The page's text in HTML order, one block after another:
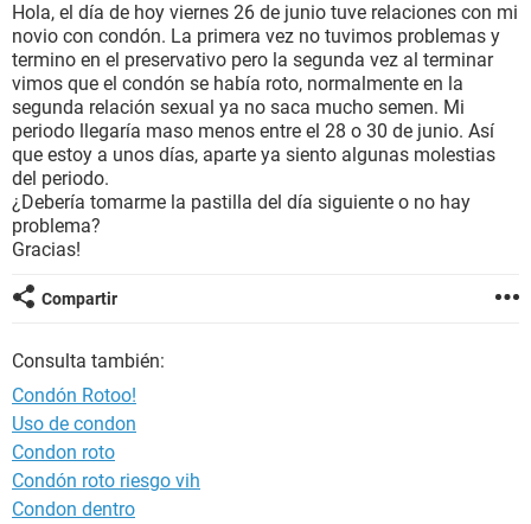
BIENESTAR
SEXUALIDAD
GLOSARIO
Hola, el día de hoy viernes 26 de junio tuve relaciones con mi
novio con condón. La primera vez no tuvimos problemas y
termino en el preservativo pero la segunda vez al terminar
vimos que el condón se había roto, normalmente en la
segunda relación sexual ya no saca mucho semen. Mi
periodo llegaría maso menos entre el 28 o 30 de junio. Así
que estoy a unos días, aparte ya siento algunas molestias
del periodo.
¿Debería tomarme la pastilla del día siguiente o no hay
problema?
Gracias!
Compartir
Consulta también:
Condón Rotoo!
Uso de condon
Condon roto
Condón roto riesgo vih
Condon dentro